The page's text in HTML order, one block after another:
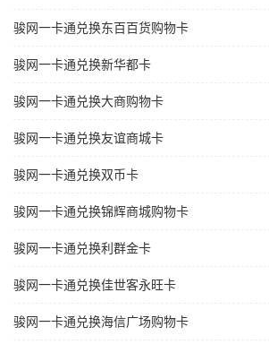
骏网一卡通兑换东百百货购物卡
骏网一卡通兑换新华都卡
骏网一卡通兑换大商购物卡
骏网一卡通兑换友谊商城卡
骏网一卡通兑换双币卡
骏网一卡通兑换锦辉商城购物卡
骏网一卡通兑换利群金卡
骏网一卡通兑换佳世客永旺卡
骏网一卡通兑换海信广场购物卡